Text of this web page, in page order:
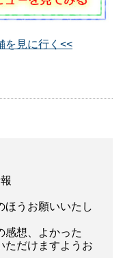
を見に行く<<
ほうお願いいたし
感想、よかった
ただけますようお